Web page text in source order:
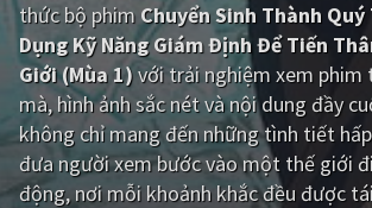
Hàn Quốc Nhật Bản
Ấn Độ Việt Nam
Tổng hợp
CẬP NHẬT
thức bộ phim Chuyển Sinh Thành
Dụng Kỹ Năng Giám Định Để Tiến
Giới (Mùa 1)với trải nghiệm xem
mà, hình ảnh sắc nét và nội dung đầy
không chỉ mang đến những tình tiết
đưa người xem bước vào một thế giới
động, nơi mỗi khoảnh khắc đều được